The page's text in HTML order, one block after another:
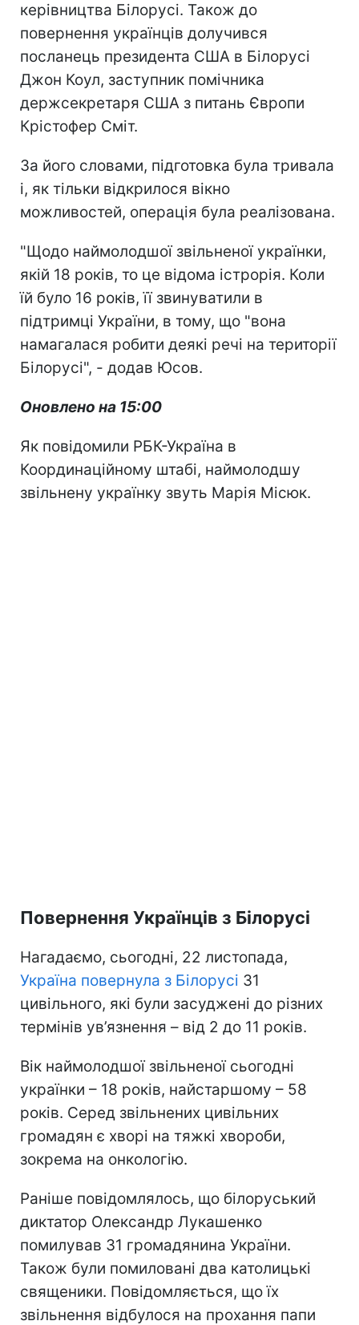
керівництва Білорусі. Також до
повернення українців долучився
посланець президента США в Білорусі
Джон Коул, заступник помічника
держсекретаря США з питань Європи
Крістофер Сміт.
За його словами, підготовка була тривала
і, як тільки відкрилося вікно
можливостей, операція була реалізована.
"Щодо наймолодшої звільненої українки,
якій 18 років, то це відома істрорія. Коли
їй було 16 років, її звинуватили в
підтримці України, в тому, що "вона
намагалася робити деякі речі на території
Білорусі", - додав Юсов.
Оновлено на 15:00
Як повідомили РБК-Україна в
Координаційному штабі, наймолодшу
звільнену українку звуть Марія Місюк.
Повернення Українців з Білорусі
Нагадаємо, сьогодні, 22 листопада,
Україна повернула з Білорусі 31
цивільного, які були засуджені до різних
термінів ув’язнення – від 2 до 11 років.
Вік наймолодшої звільненої сьогодні
українки – 18 років, найстаршому – 58
років. Серед звільнених цивільних
громадян є хворі на тяжкі хвороби,
зокрема на онкологію.
Раніше повідомлялось, що білоруський
диктатор Олександр Лукашенко
помилував 31 громадянина України.
Також були помиловані два католицькі
священики. Повідомляється, що їх
звільнення відбулося на прохання папи